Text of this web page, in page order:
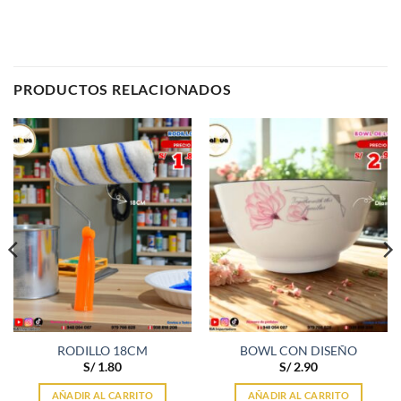
PRODUCTOS RELACIONADOS
RODILLO 18CM
S/1.80
AÑADIR AL CARRITO
BOWL CON DISEÑO
S/2.90
AÑADIR AL CARRITO